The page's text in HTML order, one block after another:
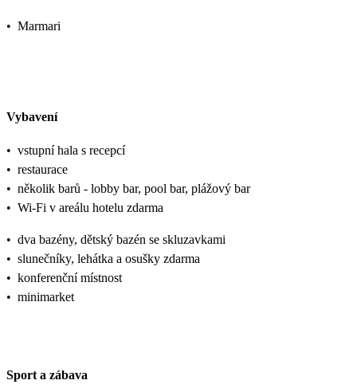
• Marmari
Vybavení
• vstupní hala s recepcí
• restaurace
• několik barů - lobby bar, pool bar, plážový bar
• Wi-Fi v areálu hotelu zdarma
• dva bazény, dětský bazén se skluzavkami
• slunečníky, lehátka a osušky zdarma
• konferenční místnost
• minimarket
Sport a zábava